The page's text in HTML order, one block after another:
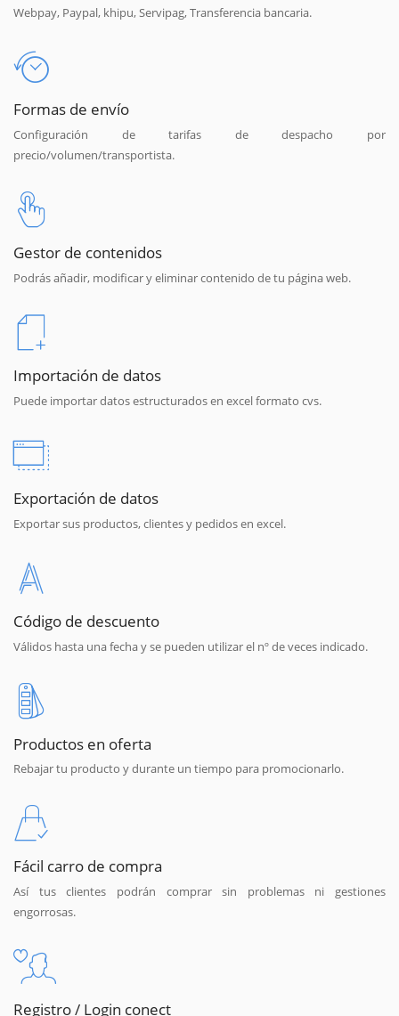
Webpay, Paypal, khipu, Servipag, Transferencia bancaria.
Formas de envío
Configuración de tarifas de despacho por
precio/volumen/transportista.
Gestor de contenidos
Podrás añadir, modificar y eliminar contenido de tu página web.
Importación de datos
Puede importar datos estructurados en excel formato cvs.
Exportación de datos
Exportar sus productos, clientes y pedidos en excel.
Código de descuento
Válidos hasta una fecha y se pueden utilizar el nº de veces indicado.
Productos en oferta
Rebajar tu producto y durante un tiempo para promocionarlo.
Fácil carro de compra
Así tus clientes podrán comprar sin problemas ni gestiones
engorrosas.
Registro / Login conect